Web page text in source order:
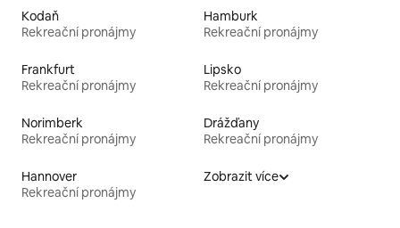
Kodaň
Rekreační pronájmy
Hamburk
Rekreační pronájmy
Frankfurt
Rekreační pronájmy
Lipsko
Rekreační pronájmy
Norimberk
Rekreační pronájmy
Drážďany
Rekreační pronájmy
Hannover
Rekreační pronájmy
Zobrazit více